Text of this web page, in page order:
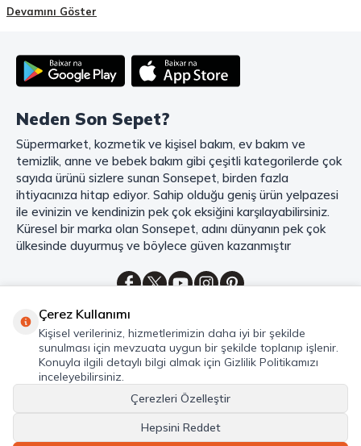
Holdinggüvencesiyle hizmet vermektedir! Sonsepet, online alışveriş
teslimat ve güvenli ödeme seçenekleriyle, alışveriş yaparken
zamanınızı ve paranızı en verimli şekilde kullanırsınız.
Mahmood Coffee ile Kahve Keyfinizi Sonsepet'te Yaşayın!
Mahmood Coffee markasının eşsiz lezzetleriyle tanışın ve kahve
keyfinizi doruklara çıkarın. Filtre ve çekirdek kahve, kapsül kahve,
granül kahve, gold kahve, klasik kahve ve Türk kahvesi gibi birbirinden
lezzetli seçenekler arasından favorinizi seçin. Eğer pratik ve hızlı bir
kahve arıyorsanız, hazır Türk kahvesi ve cappuccino gibi seçenekler de
sizleri bekliyor. Sıcak çikolata ve kahve kreması ile kahve keyfinize
lezzet katabilirsiniz. Kahve tutkunlarının vazgeçilmezi olan bu ürünler,
keşfedin ve kahve keyfinizi doyasıya yaşayın!
Çayın büyülü dünyasına hoş geldiniz! Sonsepet, çay tutkunlarının
hayallerini süsleyenMahmood Teaçeşitlerini sizlerle buluşturuyor.
Seylan Çayı'nın benzersiz lezzetiyle tanışın ve çay demlemenin tadını
baştan yaşayın. Dökme çayın gizemli aroması ve sallama çayın taze
ferahlığı arasında kaybolmaya ne dersiniz?
Marka denildiğinde akla gelen ilk isim olan
ile kalite ve
lezzetin bir arada yaşayın. Sonsepet'in çay dünyasında her bir yaprak,
size özeldir. En taze çay yaprakları, en güzel demleme teknikleri ve en
Devamını Göster
Neden Son Sepet?
Süpermarket, kozmetik ve kişisel bakım, ev bakım ve
temizlik, anne ve bebek bakım gibi çeşitli kategorilerde çok
sayıda ürünü sizlere sunan Sonsepet, birden fazla
ihtiyacınıza hitap ediyor. Sahip olduğu geniş ürün yelpazesi
ile evinizin ve kendinizin pek çok eksiğini karşılayabilirsiniz.
Küresel bir marka olan Sonsepet, adını dünyanın pek çok
ülkesinde duyurmuş ve böylece güven kazanmıştır
Kategoriler
Hızlı Erişim
Hakkımızda
© Sonsepet 2026 -Tüm Hakları Saklıdır.
Çerez Kullanımı
Kişisel verileriniz, hizmetlerimizin daha iyi bir şekilde
sunulması için mevzuata uygun bir şekilde toplanıp işlenir.
Konuyla ilgili detaylı bilgi almak için Gizlilik Politikamızı
inceleyebilirsiniz.
Çerezleri Özelleştir
Hepsini Reddet